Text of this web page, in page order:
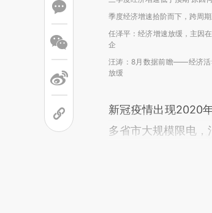
季度经济增速拾阶而下，跨周
任泽平：经济增速放缓，主因
企
汪涛：8月数据前瞻——经济活
放缓
新冠疫情出现2020
多省市大规模限电，